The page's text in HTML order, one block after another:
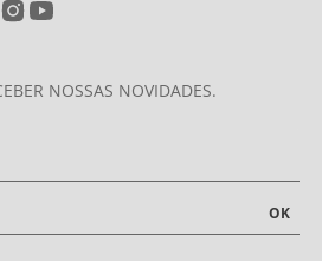
NOSSAS NOVIDADES.
OK